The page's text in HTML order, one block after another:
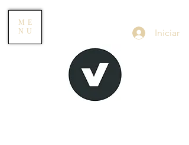
ME
NU
Iniciar